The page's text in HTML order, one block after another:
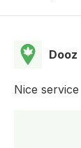
Dooz
Nice service